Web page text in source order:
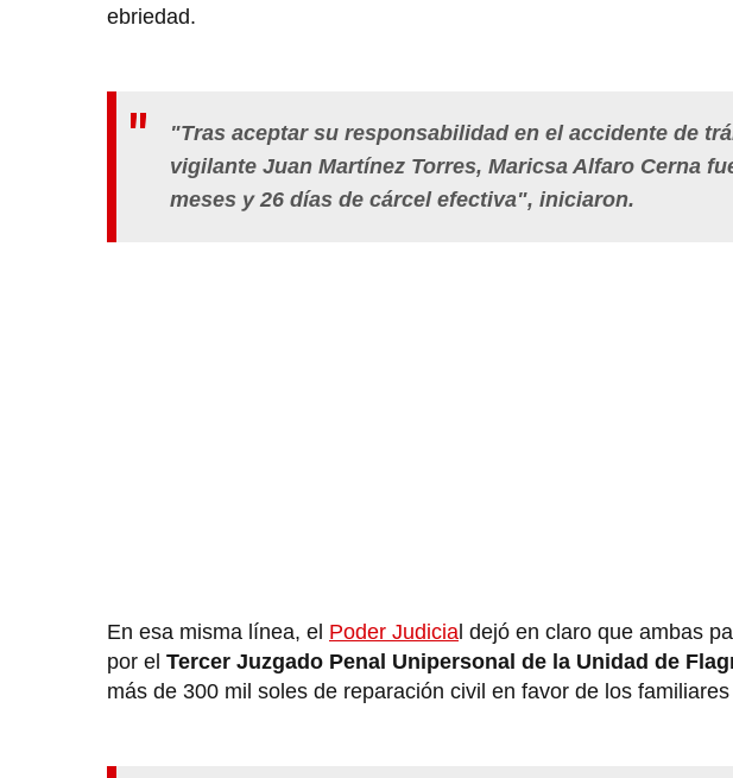
ebriedad.
"Tras aceptar su responsabilidad en el accidente de
vigilante Juan Martínez Torres, Maricsa Alfaro Cerna
meses y 26 días de cárcel efectiva", iniciaron.
En esa misma línea, el Poder Judicial dejó en claro que ambas
por el Tercer Juzgado Penal Unipersonal de la Unidad de
más de 300 mil soles de reparación civil en favor de los